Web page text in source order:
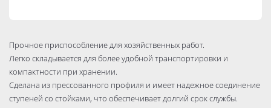
Прочное приспособление для хозяйственных работ.
Легко складывается для более удобной транспортировки и
компактности при хранении.
Сделана из прессованного профиля и имеет надежное соединение
ступеней со стойками, что обеспечивает долгий срок службы.